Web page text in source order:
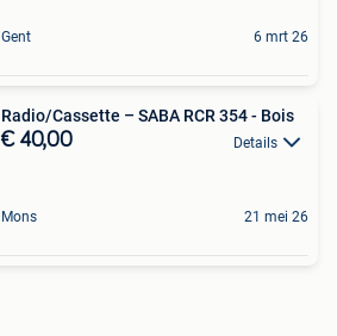
Gent 6 mrt 26
Radio/Cassette – SABA RCR 354 - Bois
€ 40,00 Details
Mons 21 mei 26